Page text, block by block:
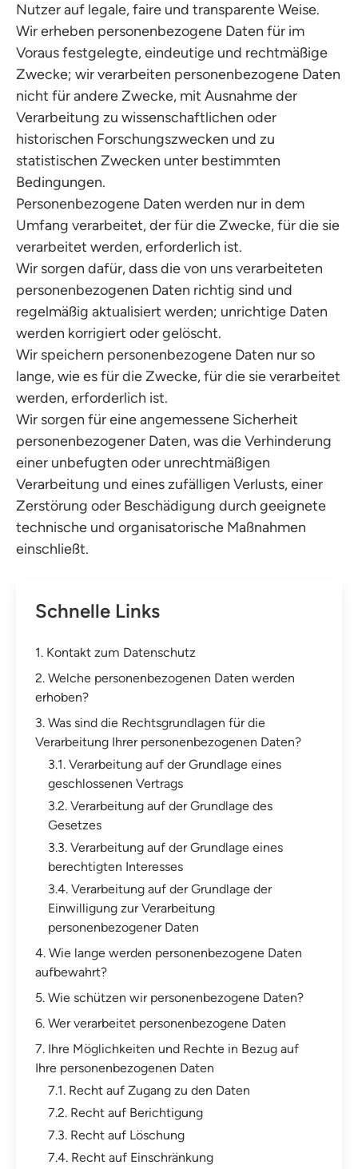
Nutzer auf legale, faire und transparente Weise.
Wir erheben personenbezogene Daten für im
Voraus festgelegte, eindeutige und rechtmäßige
Zwecke; wir verarbeiten personenbezogene Daten
nicht für andere Zwecke, mit Ausnahme der
Verarbeitung zu wissenschaftlichen oder
historischen Forschungszwecken und zu
statistischen Zwecken unter bestimmten
Bedingungen.
Personenbezogene Daten werden nur in dem
Umfang verarbeitet, der für die Zwecke, für die sie
verarbeitet werden, erforderlich ist.
Wir sorgen dafür, dass die von uns verarbeiteten
personenbezogenen Daten richtig sind und
regelmäßig aktualisiert werden; unrichtige Daten
werden korrigiert oder gelöscht.
Wir speichern personenbezogene Daten nur so
lange, wie es für die Zwecke, für die sie verarbeitet
werden, erforderlich ist.
Wir sorgen für eine angemessene Sicherheit
personenbezogener Daten, was die Verhinderung
einer unbefugten oder unrechtmäßigen
Verarbeitung und eines zufälligen Verlusts, einer
Zerstörung oder Beschädigung durch geeignete
technische und organisatorische Maßnahmen
einschließt.
Schnelle Links
1. Kontakt zum Datenschutz
2. Welche personenbezogenen Daten werden
erhoben?
3. Was sind die Rechtsgrundlagen für die
Verarbeitung Ihrer personenbezogenen Daten?
3.1. Verarbeitung auf der Grundlage eines
geschlossenen Vertrags
3.2. Verarbeitung auf der Grundlage des
Gesetzes
3.3. Verarbeitung auf der Grundlage eines
berechtigten Interesses
3.4. Verarbeitung auf der Grundlage der
Einwilligung zur Verarbeitung
personenbezogener Daten
4. Wie lange werden personenbezogene Daten
aufbewahrt?
5. Wie schützen wir personenbezogene Daten?
6. Wer verarbeitet personenbezogene Daten
7. Ihre Möglichkeiten und Rechte in Bezug auf
Ihre personenbezogenen Daten
7.1. Recht auf Zugang zu den Daten
7.2. Recht auf Berichtigung
7.3. Recht auf Löschung
7.4. Recht auf Einschränkung